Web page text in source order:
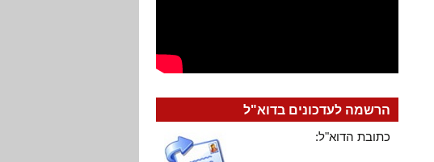
הרשמה לעדכונים בדוא"ל
כתובת הדוא"ל: